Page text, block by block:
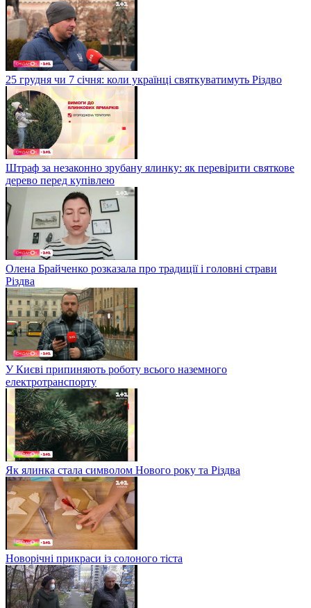
25 грудня чи 7 січня: коли українці святкуватимуть Різдво
Штраф за незаконно зрубану ялинку: як перевірити святкове
дерево перед купівлею
Олена Брайченко розказала про традиції і головні страви
Різдва
У Києві припиняють роботу всього наземного
електротранспорту
Як ялинка стала символом Нового року та Різдва
Новорічні прикраси із солоного тіста